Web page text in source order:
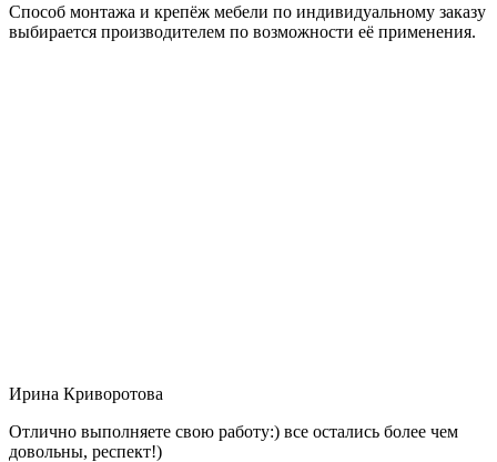
Способ монтажа и крепёж мебели по индивидуальному заказу
выбирается производителем по возможности её применения.
Ирина Криворотова
Отлично выполняете свою работу:) все остались более чем
довольны, респект!)